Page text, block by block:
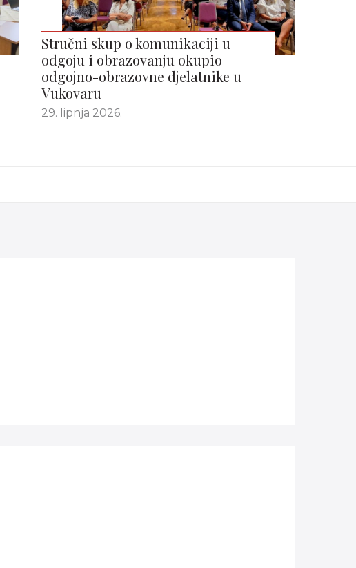
Stručni skup o komunikaciji u
odgoju i obrazovanju okupio
odgojno-obrazovne djelatnike u
Vukovaru
29. lipnja 2026.